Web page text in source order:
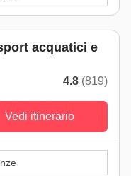
acquatici e
4.8 (819)
Vedi itinerario